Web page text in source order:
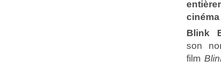
Blink
son
film